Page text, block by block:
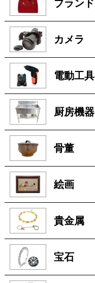
ブランド
カメラ
電動工具
厨房機器
骨董
絵画
貴金属
宝石